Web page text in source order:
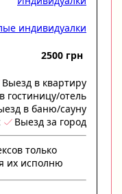
индивидуалки
2500 грн
Выезд в квартиру
гостиницу/отель
в баню/сауну
Выезд за город
только
их исполню